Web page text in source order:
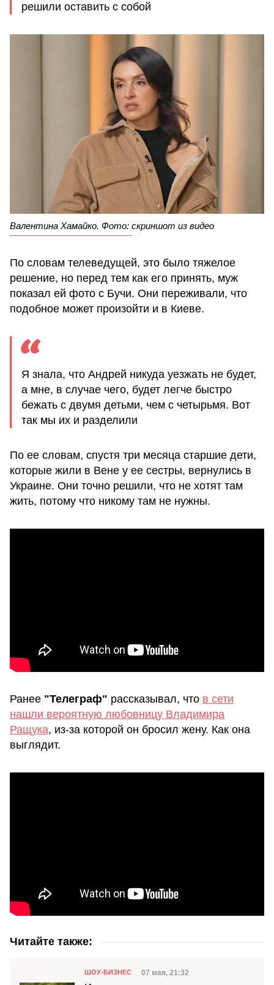
решили оставить с собой
Валентина Хамайко. Фото: скриншот из видео
По словам телеведущей, это было тяжелое
решение, но перед тем как его принять, муж
показал ей фото с Бучи. Они переживали, что
подобное может произойти и в Киеве.
Я знала, что Андрей никуда уезжать не будет,
а мне, в случае чего, будет легче быстро
бежать с двумя детьми, чем с четырьмя. Вот
так мы их и разделили
По ее словам, спустя три месяца старшие дети,
которые жили в Вене у ее сестры, вернулись в
Украине. Они точно решили, что не хотят там
жить, потому что никому там не нужны.
Ранее "Телеграф" рассказывал, что в сети
нашли вероятную любовницу Владимира
Ращука, из-за которой он бросил жену. Как она
выглядит.
Читайте также:
Категория
ШОУ-БИЗНЕС Дата публикации
07 мая, 21:32